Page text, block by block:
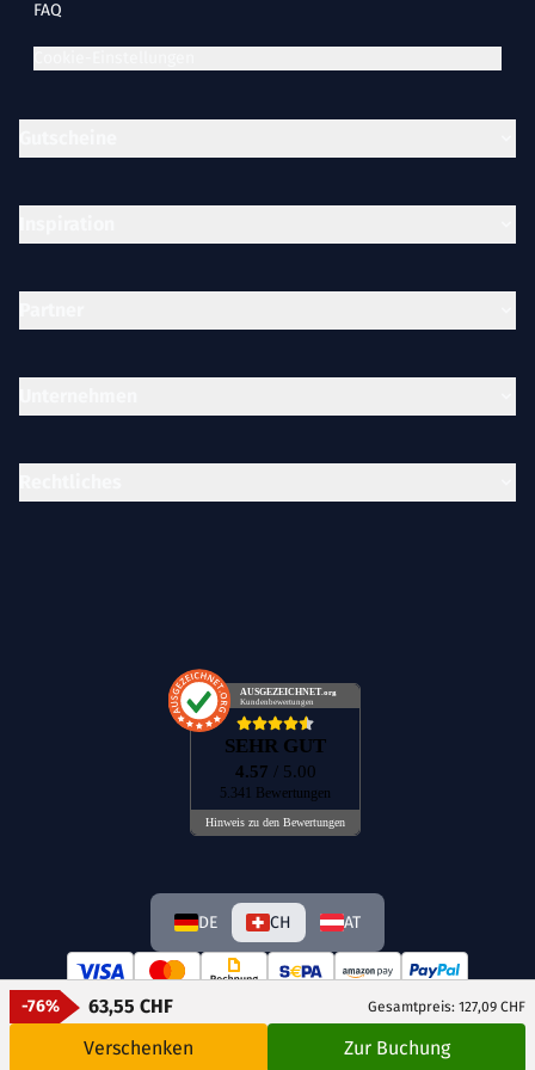
-76% 63,55 CHF Gesamtpreis: 127,09 CHF
Verschenken Zur Buchung
AUSGEZEICHNET .org
Kundenbewertungen
SEHR GUT
4.57 / 5.00
5.341 Bewertungen
Hinweis zu den Bewertungen
FAQ
DE CH AT
© GetAway Travel GmbH 2026 Alle Rechte vorbehalten.